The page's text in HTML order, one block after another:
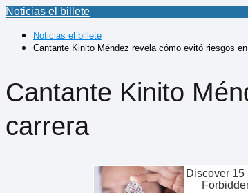
Noticias el billete
Noticias el billete
Cantante Kinito Méndez revela cómo evitó riesgos
Cantante Kinito
carrera